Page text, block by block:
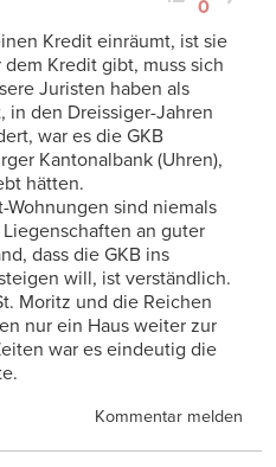
0
Kredit einräumt, ist sie
Kredit gibt, muss sich
Juristen haben als
in den Dreissiger-Jahren
war es die GKB
Kantonalbank (Uhren),
hätten.
sind niemals
an guter
dass die GKB ins
will, ist verständlich.
Moritz und die Reichen
nur ein Haus weiter zur
war es eindeutig die
Kommentar melden